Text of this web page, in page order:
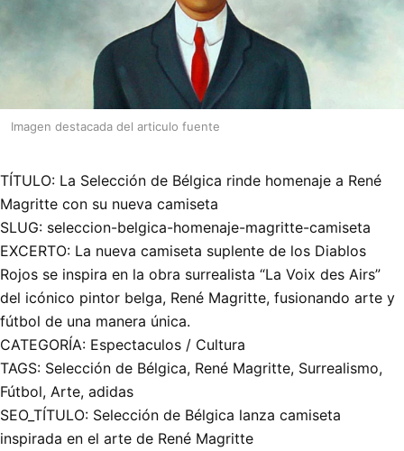
Imagen destacada del articulo fuente
TÍTULO: La Selección de Bélgica rinde homenaje a René
Magritte con su nueva camiseta
SLUG: seleccion-belgica-homenaje-magritte-camiseta
EXCERTO: La nueva camiseta suplente de los Diablos
Rojos se inspira en la obra surrealista “La Voix des Airs”
del icónico pintor belga, René Magritte, fusionando arte y
fútbol de una manera única.
CATEGORÍA: Espectaculos / Cultura
TAGS: Selección de Bélgica, René Magritte, Surrealismo,
Fútbol, Arte, adidas
SEO_TÍTULO: Selección de Bélgica lanza camiseta
inspirada en el arte de René Magritte